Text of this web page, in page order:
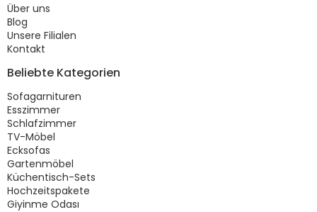
Über uns
Blog
Unsere Filialen
Kontakt
Beliebte Kategorien
Sofagarnituren
Esszimmer
Schlafzimmer
TV-Möbel
Ecksofas
Gartenmöbel
Küchentisch-Sets
Hochzeitspakete
Giyinme Odası